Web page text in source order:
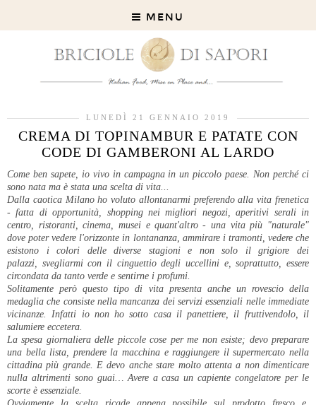
MENU
LUNEDÌ 21 GENNAIO 2019
CREMA DI TOPINAMBUR E PATATE CON
CODE DI GAMBERONI AL LARDO
Come ben sapete, io vivo in campagna in un piccolo paese. Non perché ci
sono nata ma è stata una scelta di vita...
Dalla caotica Milano ho voluto allontanarmi preferendo alla vita frenetica
- fatta di opportunità, shopping nei migliori negozi, aperitivi serali in
centro, ristoranti, cinema, musei e quant'altro - una vita più "naturale"
dove poter vedere l'orizzonte in lontananza, ammirare i tramonti, vedere che
esistono i colori delle diverse stagioni e non solo il grigiore dei
palazzi, svegliarmi con il cinguettio degli uccellini e, soprattutto, essere
circondata da tanto verde e sentirne i profumi.
Solitamente però questo tipo di vita presenta anche un rovescio della
medaglia che consiste nella mancanza dei servizi essenziali nelle immediate
vicinanze. Infatti io non ho sotto casa il panettiere, il fruttivendolo, il
salumiere eccetera.
La spesa giornaliera delle piccole cose per me non esiste; devo preparare
una bella lista, prendere la macchina e raggiungere il supermercato nella
cittadina più grande. E devo anche stare molto attenta a non dimenticare
nulla altrimenti sono guai… Avere a casa un capiente congelatore per le
scorte è essenziale.
Ovviamente la scelta ricade appena possibile sul prodotto fresco e,